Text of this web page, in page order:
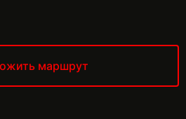
маршрут